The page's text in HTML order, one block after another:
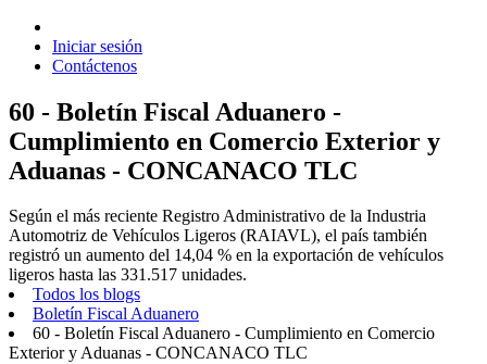
Iniciar sesión
Contáctenos
60 - Boletín Fiscal Aduanero -
Cumplimiento en Comercio Exterior y
Aduanas - CONCANACO TLC
Según el más reciente Registro Administrativo de la Industria
Automotriz de Vehículos Ligeros (RAIAVL), el país también
registró un aumento del 14,04 % en la exportación de vehículos
ligeros hasta las 331.517 unidades.
Todos los blogs
Boletín Fiscal Aduanero
60 - Boletín Fiscal Aduanero - Cumplimiento en Comercio
Exterior y Aduanas - CONCANACO TLC